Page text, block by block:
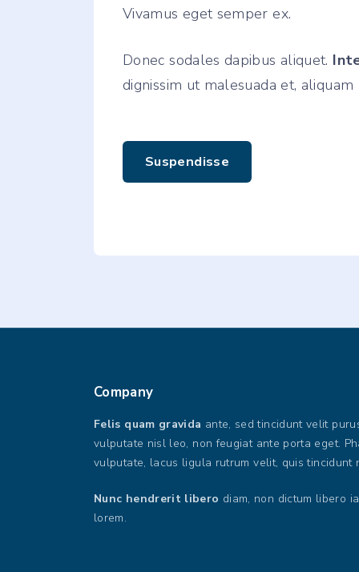
Vivamus eget semper ex.
Donec sodales dapibus aliquet.
dignissim ut malesuada et, aliquam
Suspendisse
Company
Felis quam gravida ante, sed tincidunt velit
vulputate nisl leo, non feugiat ante porta eget.
vulputate, lacus ligula rutrum velit, quis tincidunt
Nunc hendrerit libero diam, non dictum libero
lorem.